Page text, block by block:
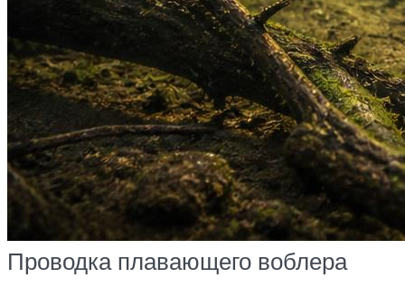
Проводка плавающего воблера